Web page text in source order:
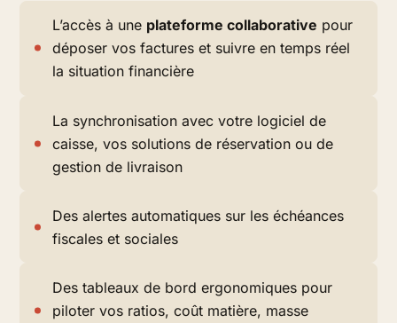
L’accès à une plateforme collaborative pour
déposer vos factures et suivre en temps réel
la situation financière
La synchronisation avec votre logiciel de
caisse, vos solutions de réservation ou de
gestion de livraison
Des alertes automatiques sur les échéances
fiscales et sociales
Des tableaux de bord ergonomiques pour
piloter vos ratios,coût matière, masse